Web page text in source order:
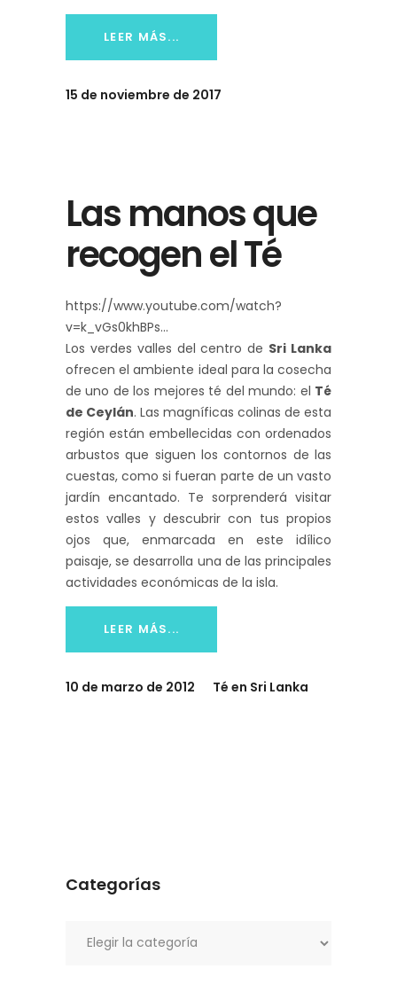
LEER MÁS...
15 de noviembre de 2017
Las manos que
recogen el Té
https://www.youtube.com/watch?
v=k_vGs0khBPs
Los verdes valles del centro de Sri Lanka
ofrecen el ambiente ideal para la cosecha
de uno de los mejores té del mundo: el Té
de Ceylán. Las magníficas colinas de esta
región están embellecidas con ordenados
arbustos que siguen los contornos de las
cuestas, como si fueran parte de un vasto
jardín encantado. Te sorprenderá visitar
estos valles y descubrir con tus propios
ojos que, enmarcada en este idílico
paisaje, se desarrolla una de las principales
actividades económicas de la isla.
LEER MÁS...
10 de marzo de 2012 Té en Sri Lanka
Categorías